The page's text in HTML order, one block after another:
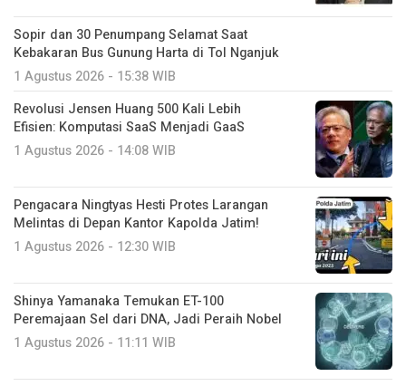
Sopir dan 30 Penumpang Selamat Saat
Kebakaran Bus Gunung Harta di Tol Nganjuk
1 Agustus 2026 - 15:38 WIB
Revolusi Jensen Huang 500 Kali Lebih
Efisien: Komputasi SaaS Menjadi GaaS
1 Agustus 2026 - 14:08 WIB
Pengacara Ningtyas Hesti Protes Larangan
Melintas di Depan Kantor Kapolda Jatim!
1 Agustus 2026 - 12:30 WIB
Shinya Yamanaka Temukan ET-100
Peremajaan Sel dari DNA, Jadi Peraih Nobel
1 Agustus 2026 - 11:11 WIB